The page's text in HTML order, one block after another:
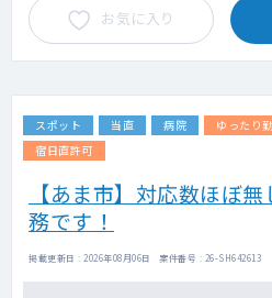
お気に入り
スポット 当直 病院 ゆったり
宿日直許可
【あま市】対応数ほぼ
務です！
掲載更新日 : 2026年08月06日 案件番号 : 26-SH642613